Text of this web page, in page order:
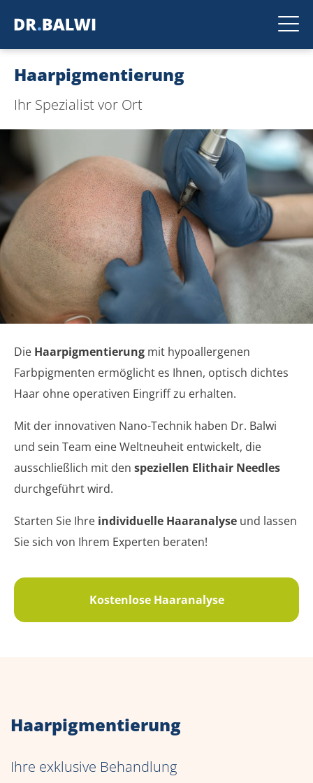
Haarpigmentierung
Ihr Spezialist vor Ort
Die Haarpigmentierung mit hypoallergenen
Farbpigmenten ermöglicht es Ihnen, optisch dichtes
Haar ohne operativen Eingriff zu erhalten.
Mit der innovativen Nano-Technik haben Dr. Balwi
und sein Team eine Weltneuheit entwickelt, die
ausschließlich mit den speziellen Elithair Needles
durchgeführt wird.
Starten Sie Ihre individuelle Haaranalyse und lassen
Sie sich von Ihrem Experten beraten!
Kostenlose Haaranalyse
Haarpigmentierung
Ihre exklusive Behandlung